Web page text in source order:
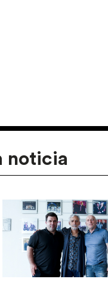
noticia